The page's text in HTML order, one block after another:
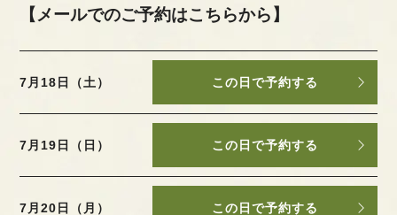
【メールでのご予約はこちらから】
7月18日（土） この日で予約する
7月19日（日） この日で予約する
7月20日（月） この日で予約する